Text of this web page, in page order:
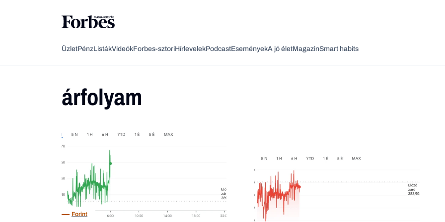
ÜzletPénzListákVideókForbes-sztoriHírlevelekPodcastEseményekA jó életMagazinSmart habits
árfolyam
Forint